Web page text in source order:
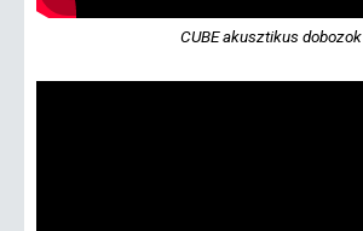
CUBE akusztikus dobozok